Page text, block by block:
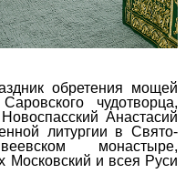
обретения мощей
чудотворца,
Анастасий
литургии в Свято-
монастыре,
Московский и всея Руси